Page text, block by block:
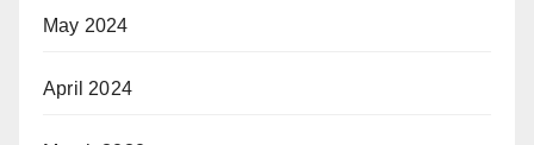
May 2024
April 2024